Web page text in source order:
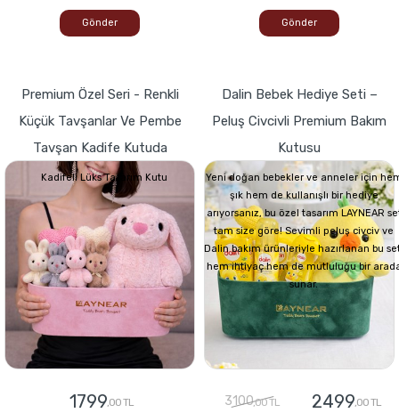
Gönder Gönder
Premium Özel Seri - Renkli
Küçük Tavşanlar Ve Pembe
Tavşan Kadife Kutuda
Kadifeli Lüks Tasarım Kutu
1799,00 TL
Dalin Bebek Hediye Seti –
Peluş Civcivli Premium Bakım
Kutusu
Yeni doğan bebekler ve anneler için
şık hem de kullanışlı bir hediye
arıyorsanız, bu özel tasarım LAYNEAR
tam size göre! Sevimli peluş civciv ve
Dalin bakım ürünleriyle hazırlanan bu
hem ihtiyaç hem de mutluluğu bir
sunar.
3100,00 TL 2499,00 TL